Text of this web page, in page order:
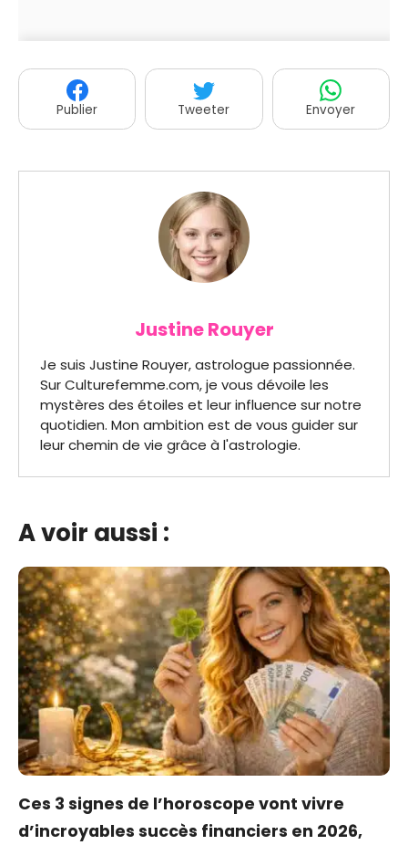
Publier Tweeter Envoyer
Justine Rouyer
Je suis Justine Rouyer, astrologue passionnée.
Sur Culturefemme.com, je vous dévoile les
mystères des étoiles et leur influence sur notre
quotidien. Mon ambition est de vous guider sur
leur chemin de vie grâce à l'astrologie.
A voir aussi :
Ces 3 signes de l’horoscope vont vivre
d’incroyables succès financiers en 2026,